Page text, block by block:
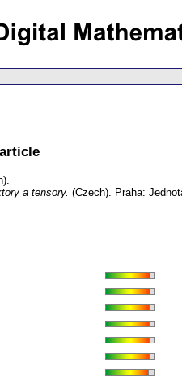
a tensory. (Czech). Praha: